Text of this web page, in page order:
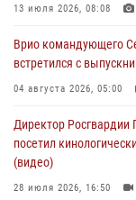
угрожавшего
06 августа 2026, 11:33
крупная
13 июля 2026, 08:08
Врио командующего
встретился с
04 августа 2026, 05:00
Директор Росгвардии
посетил
(видео)
28 июля 2026, 16:50